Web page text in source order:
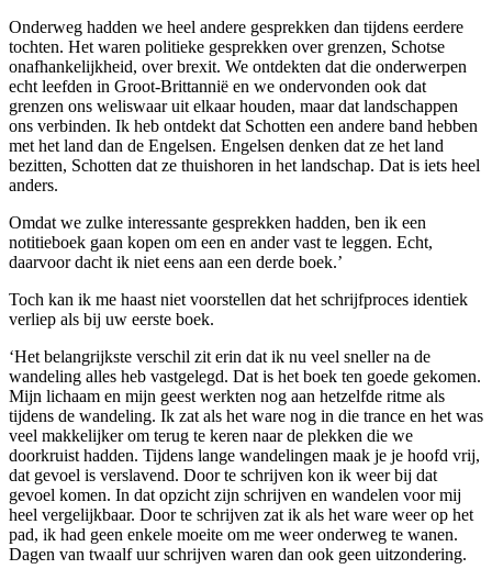
Onderweg hadden we heel andere gesprekken dan tijdens eerdere
tochten. Het waren politieke gesprekken over grenzen, Schotse
onafhankelijkheid, over brexit. We ontdekten dat die onderwerpen
echt leefden in Groot-Brittannië en we ondervonden ook dat
grenzen ons weliswaar uit elkaar houden, maar dat landschappen
ons verbinden. Ik heb ontdekt dat Schotten een andere band hebben
met het land dan de Engelsen. Engelsen denken dat ze het land
bezitten, Schotten dat ze thuishoren in het landschap. Dat is iets heel
anders.
Omdat we zulke interessante gesprekken hadden, ben ik een
notitieboek gaan kopen om een en ander vast te leggen. Echt,
daarvoor dacht ik niet eens aan een derde boek.’
Toch kan ik me haast niet voorstellen dat het schrijfproces identiek
verliep als bij uw eerste boek.
‘Het belangrijkste verschil zit erin dat ik nu veel sneller na de
wandeling alles heb vastgelegd. Dat is het boek ten goede gekomen.
Mijn lichaam en mijn geest werkten nog aan hetzelfde ritme als
tijdens de wandeling. Ik zat als het ware nog in die trance en het was
veel makkelijker om terug te keren naar de plekken die we
doorkruist hadden. Tijdens lange wandelingen maak je je hoofd vrij,
dat gevoel is verslavend. Door te schrijven kon ik weer bij dat
gevoel komen. In dat opzicht zijn schrijven en wandelen voor mij
heel vergelijkbaar. Door te schrijven zat ik als het ware weer op het
pad, ik had geen enkele moeite om me weer onderweg te wanen.
Dagen van twaalf uur schrijven waren dan ook geen uitzondering.